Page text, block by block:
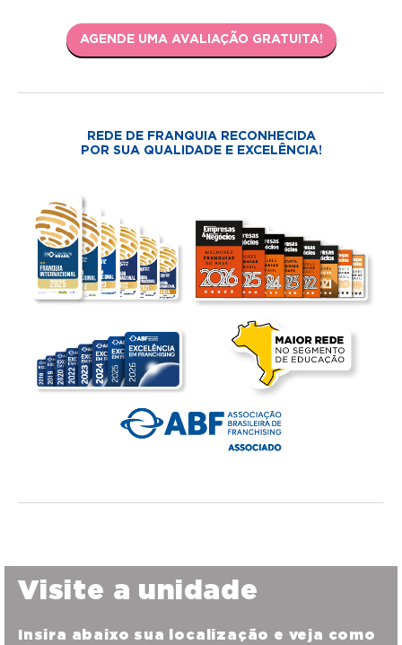
AGENDE UMA AVALIAÇÃO GRATUITA!
REDE DE FRANQUIA RECONHECIDA
POR SUA QUALIDADE E EXCELÊNCIA!
Visite a unidade
Insira abaixo sua localização e veja como